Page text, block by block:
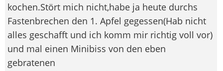
kochen.Stört mich nicht,habe ja heute durchs
Fastenbrechen den 1. Apfel gegessen(Hab nicht
alles geschafft und ich komm mir richtig voll vor)
und mal einen Minibiss von den eben
gebratenen